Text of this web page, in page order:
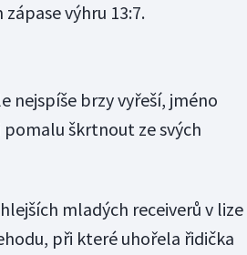
výhru 13:7.
nejspíše brzy vyřeší, jméno
škrtnout ze svých
mladých receiverů v lize
při které uhořela řidička